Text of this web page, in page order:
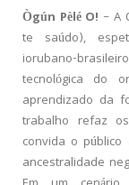
Ògún Pèlé O! – A
te saúdo),
iorubano-
tecnológica do
aprendizado da
trabalho refaz
convida o
ancestralidade